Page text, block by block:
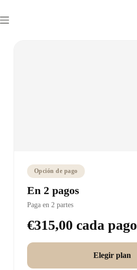
Opción de pago
En 2 pagos
Paga en 2 partes
€315,00 cada pago
Elegir plan